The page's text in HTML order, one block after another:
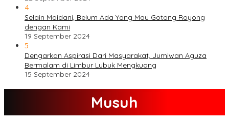
4
Selain Maidani, Belum Ada Yang Mau Gotong Royong
dengan Kami
19 September 2024
5
Dengarkan Aspirasi Dari Masyarakat, Jumiwan Aguza
Bermalam di Limbur Lubuk Mengkuang
15 September 2024
Musuh